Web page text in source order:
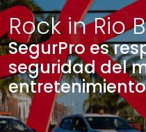
Rock in Rio
SegurPro es
seguridad del